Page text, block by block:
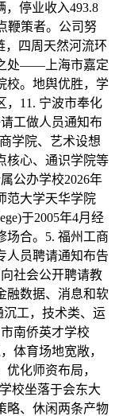
，停业收入493.8
鞭策者。公司努
四周天然河流环
处——上海市嘉定
校。地舆优胜，学
，11. 宁波市奉化
工做人员通知布
学院、艺术设想
核心、通识学院等
公办学校2026年
范大学天华学院
于2005年4月经
场合。5. 福州工商
人员聘请通知布告
社会公开聘请教
融数据、消息和软
沉工，技术类、运
南侨英才学校
体育场地宽敞，
化师资布局，
校坐落于会东大
略、休闲两条产物